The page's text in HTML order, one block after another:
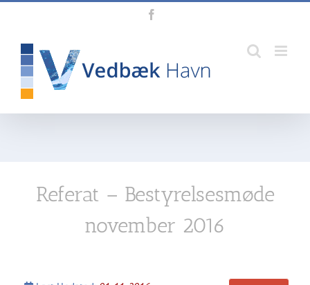
Skip
Referat – Bestyrelsesmøde
november 2016